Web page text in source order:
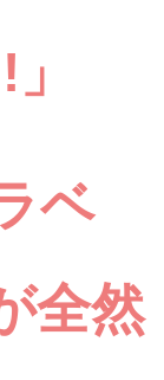
ベ
全然